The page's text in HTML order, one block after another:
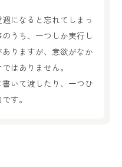
になると忘れてしまっ
うち、一つしか実行し
りますが、意欲がなか
はありません。
いて渡したり、一つひ
す。